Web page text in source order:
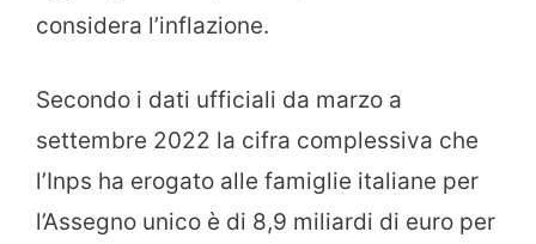
considera l’inflazione.
Secondo i dati ufficiali da marzo a
settembre 2022 la cifra complessiva che
l’Inps ha erogato alle famiglie italiane per
l’Assegno unico è di 8,9 miliardi di euro per